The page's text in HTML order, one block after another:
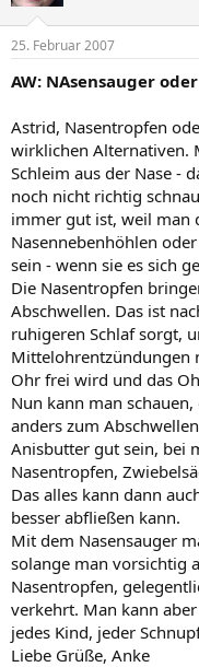
25. Februar 2007
AW: NAsensauger
Astrid, Nasentropfen
wirklichen Alternativen.
Schleim aus der Nase -
noch nicht richtig
immer gut ist, weil man
Nasennebenhöhlen
sein - wenn sie es sich
Die Nasentropfen
Abschwellen. Das ist
ruhigeren Schlaf sorgt,
Mittelohrentzündungen
Ohr frei wird und das
Nun kann man
anders zum
Anisbutter gut sein, bei
Nasentropfen,
Das alles kann dann
besser abfließen kann.
Mit dem Nasensauger
solange man vorsichtig
Nasentropfen,
verkehrt. Man kann
jedes Kind, jeder
Liebe Grüße, Anke